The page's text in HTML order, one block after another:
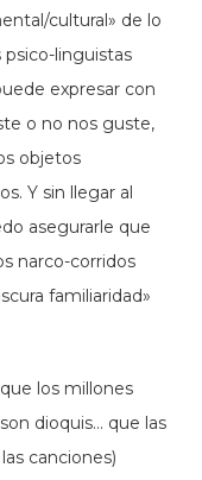
cultural» de lo
psico-linguistas
expresar con
o no nos guste,
objetos
Y sin llegar al
asegurarle que
narco-corridos
familiaridad»
los millones
dioquis… que las
canciones)